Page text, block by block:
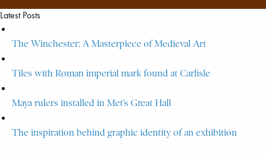
Latest Posts
The Winchester: A Masterpiece of Medieval Art
Tiles with Roman imperial mark found at Carlisle
Maya rulers installed in Met’s Great Hall
The inspiration behind graphic identity of an exhibition